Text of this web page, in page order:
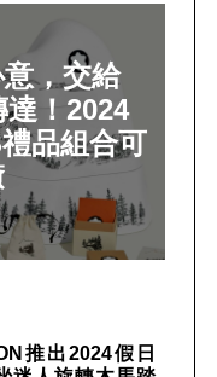
，交給
！2024
品組合可
推出2024假日